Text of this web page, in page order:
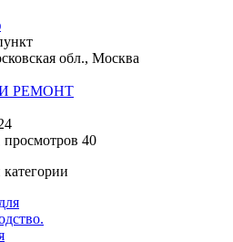
обл., Москва
РЕМОНТ
40